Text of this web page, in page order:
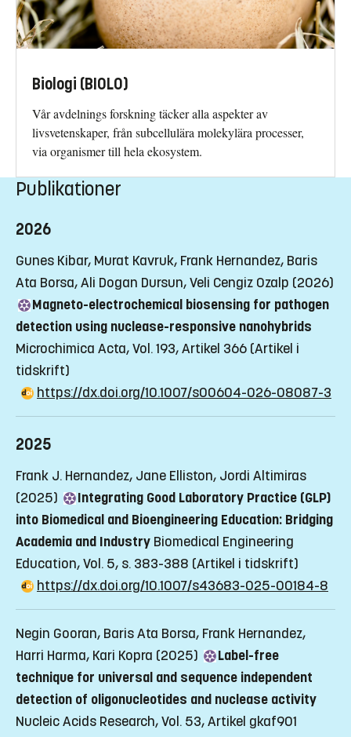
Biologi (BIOLO)
Vår avdelnings forskning täcker alla aspekter av
livsvetenskaper, från subcellulära molekylära processer,
via organismer till hela ekosystem.
Publikationer
2026
Gunes Kibar, Murat Kavruk, Frank Hernandez, Baris
Ata Borsa, Ali Dogan Dursun, Veli Cengiz Ozalp (2026)
Magneto-electrochemical biosensing for pathogen
detection using nuclease-responsive nanohybrids
Microchimica Acta, Vol. 193, Artikel 366 (Artikel i
tidskrift)
https://dx.doi.org/10.1007/s00604-026-08087-3
2025
Frank J. Hernandez, Jane Elliston, Jordi Altimiras
(2025)
Integrating Good Laboratory Practice (GLP)
into Biomedical and Bioengineering Education: Bridging
Academia and Industry Biomedical Engineering
Education, Vol. 5, s. 383-388 (Artikel i tidskrift)
https://dx.doi.org/10.1007/s43683-025-00184-8
Negin Gooran, Baris Ata Borsa, Frank Hernandez,
Harri Harma, Kari Kopra (2025)
Label-free
technique for universal and sequence independent
detection of oligonucleotides and nuclease activity
Nucleic Acids Research, Vol. 53, Artikel gkaf901